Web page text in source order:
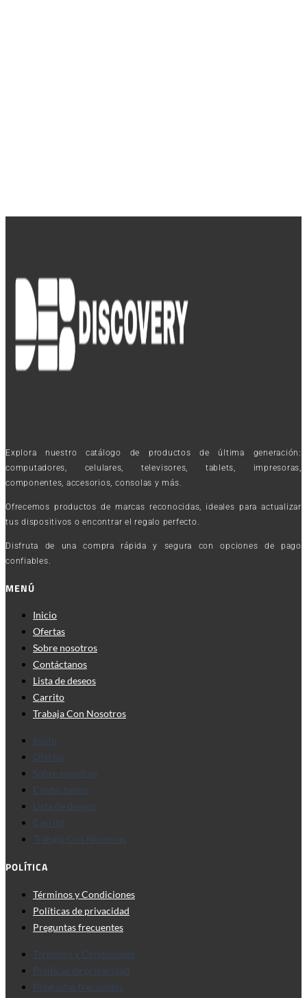
Explora nuestro catálogo de productos de última generación:
computadores, celulares, televisores, tablets, impresoras,
componentes, accesorios, consolas y más.
Ofrecemos productos de marcas reconocidas, ideales para actualizar
tus dispositivos o encontrar el regalo perfecto.
Disfruta de una compra rápida y segura con opciones de pago
confiables.
MENÚ
Inicio
Ofertas
Sobre nosotros
Contáctanos
Lista de deseos
Carrito
Trabaja Con Nosotros
Inicio
Ofertas
Sobre nosotros
Contáctanos
Lista de deseos
Carrito
Trabaja Con Nosotros
POLÍTICA
Términos y Condiciones
Políticas de privacidad
Preguntas frecuentes
Términos y Condiciones
Políticas de privacidad
Preguntas frecuentes